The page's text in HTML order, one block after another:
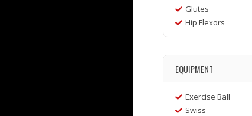
Glutes
Hip Flexors
EQUIPMENT
Exercise Ball
Swiss